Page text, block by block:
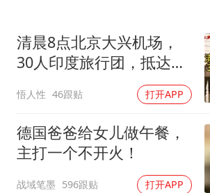
胡彦斌获《歌
胡彦斌韩磊 谁
夯实基础开新局
清晨8点北京大兴机场，
30人印度旅行团，抵达，
悟人性 46跟贴 打开APP
德国爸爸给女儿做午餐，
主打一个不开火！
战域笔墨 596跟贴 打开APP